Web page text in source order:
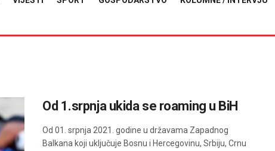
Od 1.srpnja ukida se roaming u BiH
Od 01. srpnja 2021. godine u državama Zapadnog
Balkana koji uključuje Bosnu i Hercegovinu, Srbiju, Crnu